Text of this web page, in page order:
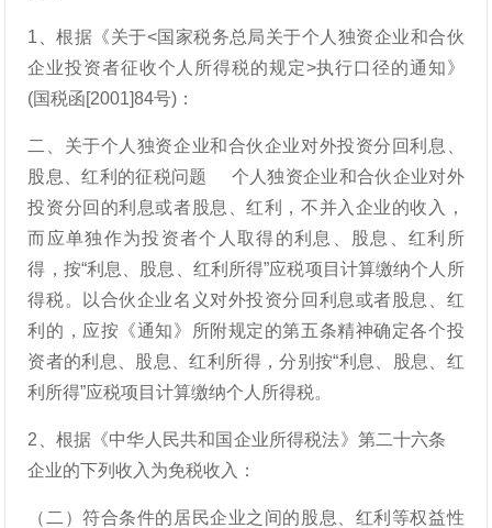
1、根据《关于<国家税务总局关于个人独资企业和合伙
企业投资者征收个人所得税的规定>执行口径的通知》
(国税函[2001]84号)：
二、关于个人独资企业和合伙企业对外投资分回利息、
股息、红利的征税问题 个人独资企业和合伙企业对外
投资分回的利息或者股息、红利，不并入企业的收入，
而应单独作为投资者个人取得的利息、股息、红利所
得，按“利息、股息、红利所得”应税项目计算缴纳个人所
得税。以合伙企业名义对外投资分回利息或者股息、红
利的，应按《通知》所附规定的第五条精神确定各个投
资者的利息、股息、红利所得，分别按“利息、股息、红
利所得”应税项目计算缴纳个人所得税。
2、根据《中华人民共和国企业所得税法》第二十六条
企业的下列收入为免税收入：
（二）符合条件的居民企业之间的股息、红利等权益性